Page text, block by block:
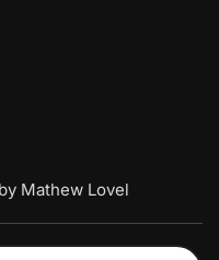
Mathew Lovel